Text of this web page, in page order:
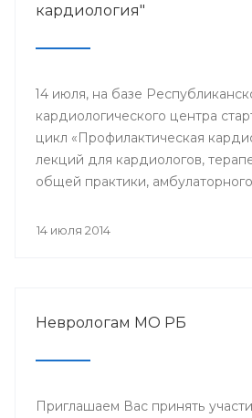
кардиология"
14 июля, на базе
кардиологического центра
цикл «Профилактическая
лекций для кардиологов,
общей практики,
университетской клиники
14 июля 2014
Неврологам МО РБ
Приглашаем Вас принять